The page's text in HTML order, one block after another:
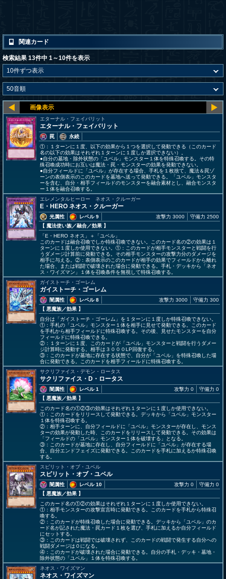
関連カード
検索結果 13件中 1～10件を表示
エターナル・フェイバリット
エターナル・フェイバリット
罠
永続
①：１ターンに１度、以下の効果から１つを選択して発動できる（このカード
名の以下の効果はそれぞれ１ターンに１度しか選択できない）。
●自分の墓地・除外状態の「ユベル」モンスター１体を特殊召喚する。その特
殊召喚成功時にお互いは魔法・罠・モンスターの効果を発動できない。
●自分フィールドに「ユベル」が存在する場合、手札を１枚捨て、魔法＆罠ゾ
ーンの表側表示のこのカードを墓地へ送って発動できる。「ユベル」モンスタ
ーを含む、自分・相手フィールドのモンスターを融合素材とし、融合モンスタ
ー１体を融合召喚する。
エレメンタルヒーロー ネオス・クルーガー
E・HERO ネオス・クルーガー
光属性
レベル 9
【 魔法使い族／融合／効果 】
攻撃力 3000 守備力 2500
「E・HERO ネオス」＋「ユベル」
このカードは融合召喚でしか特殊召喚できない。このカード名の②の効果は１
ターンに１度しか使用できない。①：このカードが相手モンスターと戦闘を行
うダメージ計算前に発動できる。その相手モンスターの攻撃力分のダメージを
相手に与える。②：表側表示のこのカードが相手の効果でフィールドから離れ
た場合、または戦闘で破壊された場合に発動できる。手札・デッキから「ネオ
ス・ワイズマン」１体を召喚条件を無視して特殊召喚する。
ガイストーチ・ゴーレム
ガイストーチ・ゴーレム
闇属性
レベル 8
【 悪魔族／効果 】
攻撃力 3000 守備力 300
自分は「ガイストーチ・ゴーレム」を１ターンに１度しか特殊召喚できない。
①：手札の「ユベル」モンスター１体を相手に見せて発動できる。このカード
を手札から相手フィールドに特殊召喚する。その後、見せたモンスターを自分
フィールドに特殊召喚できる。
②：１ターンに１度、このカードが「ユベル」モンスターと戦闘を行うダメー
ジ計算時に発動する。相手は３０００LP回復する。
③：このカードが墓地に存在する状態で、自分が「ユベル」を特殊召喚した場
合に発動できる。このカードを相手フィールドに特殊召喚する。
サクリファイス・デモン・ロータス
サクリファイス・D・ロータス
闇属性
レベル 1
【 悪魔族／効果 】
攻撃力 0 守備力 0
このカード名の①②③の効果はそれぞれ１ターンに１度しか使用できない。
①：このカードをリリースして発動できる。デッキから「ユベル」モンスター
１体を特殊召喚する。
②：相手ターンに、自分フィールドに「ユベル」モンスターが存在し、モンス
ターの効果が発動した時、このカードをリリースして発動できる。その効果は
「フィールドの「ユベル」モンスター１体を破壊する」となる。
③：このカードが墓地に存在し、自分フィールドに「ユベル」が存在する場
合、自分エンドフェイズに発動できる。このカードを手札に加えるか特殊召喚
する。
スピリット・オブ・ユベル
スピリット・オブ・ユベル
闇属性
レベル 10
【 悪魔族／効果 】
攻撃力 0 守備力 0
このカード名の①②の効果はそれぞれ１ターンに１度しか使用できない。
①：相手モンスターの攻撃宣言時に発動できる。このカードを手札から特殊召
喚する。
②：このカードが特殊召喚した場合に発動できる。デッキから「ユベル」のカ
ード名が記された魔法・罠カード１枚を選び、手札に加えるか自分フィールド
にセットする。
③：このカードは戦闘では破壊されず、このカードの戦闘で発生する自分への
戦闘ダメージは０になる。
④：このカードが破壊された場合に発動できる。自分の手札・デッキ・墓地・
除外状態の「ユベル」１体を特殊召喚する。
ネオス・ワイズマン
ネオス・ワイズマン